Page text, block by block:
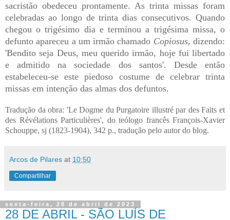
sacristão obedeceu prontamente. As trinta missas foram
celebradas ao longo de trinta dias consecutivos. Quando
chegou o trigésimo dia e terminou a trigésima missa, o
defunto apareceu a um irmão chamado Copiosus, dizendo:
'Bendito seja Deus, meu querido irmão, hoje fui libertado
e admitido na sociedade dos santos'. Desde então
estabeleceu-se este piedoso costume de celebrar trinta
missas em intenção das almas dos defuntos.
Tradução da obra: 'Le Dogme du Purgatoire illustré par des Faits et
des Révélations Particulières', do teólogo francês François-Xavier
Schouppe, sj (1823-1904), 342 p., tradução pelo autor do blog.
Arcos de Pilares at 10:50
Compartilhar
sexta-feira, 28 de abril de 2023
28 DE ABRIL - SÃO LUÍS DE